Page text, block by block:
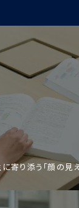
寄り添う「顔の見え